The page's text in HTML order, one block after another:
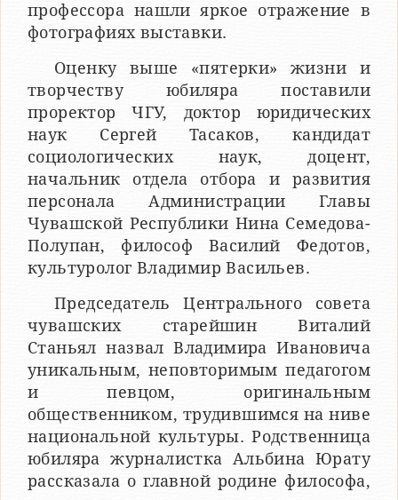
профессора нашли яркое отражение в
фотографиях выставки.
Оценку выше «пятерки» жизни и
творчеству юбиляра поставили
проректор ЧГУ, доктор юридических
наук Сергей Тасаков, кандидат
социологических наук, доцент,
начальник отдела отбора и развития
персонала Администрации Главы
Чувашской Республики Нина Семедова-
Полупан, философ Василий Федотов,
культуролог Владимир Васильев.
Председатель Центрального совета
чувашских старейшин Виталий
Станьял назвал Владимира Ивановича
уникальным, неповторимым педагогом
и певцом, оригинальным
общественником, трудившимся на ниве
национальной культуры. Родственница
юбиляра журналистка Альбина Юрату
рассказала о главной родине философа,